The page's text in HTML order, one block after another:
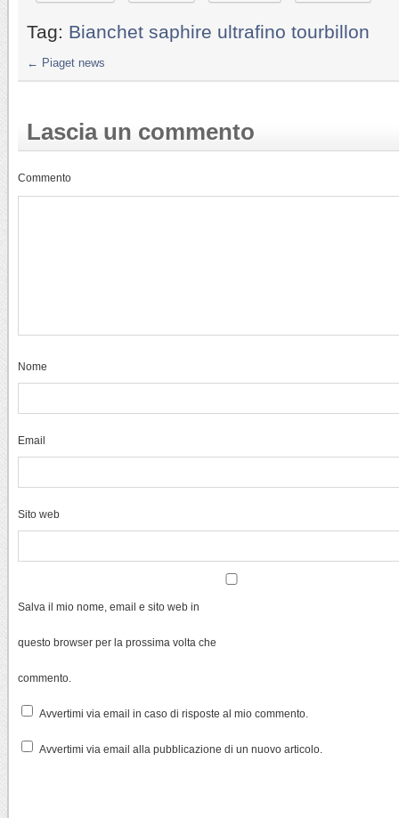
Tag: Bianchet saphire ultrafino tourbillon
← Piaget news
Lascia un commento
Commento
Nome
Email
Sito web
Salva il mio nome, email e sito web in
questo browser per la prossima volta che
commento.
Avvertimi via email in caso di risposte al mio commento.
Avvertimi via email alla pubblicazione di un nuovo articolo.